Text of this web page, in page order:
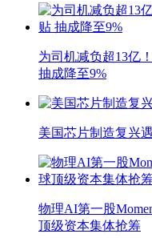
为司机减负超13亿
抽成降至9%
美国芯片制造复兴
物理AI第一股
顶级资本集体抢筹